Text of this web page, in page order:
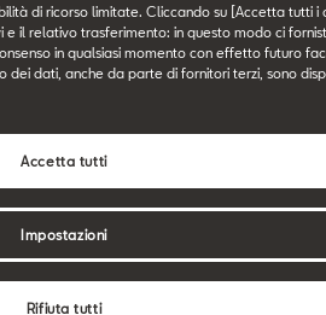
per le vostre esigenze. Di
Plug-In HYBRID e quali modelli
e come
combustione con il motore
di ricorso limitate. Cliccando su [Accetta tutti i
il relativo trasferimento: in questo modo ci
in qualsiasi momento con effetto futuro
dati, anche da parte di fornitori terzi, sono
Rifiuta tutti
Accetta tutti
Impostazioni